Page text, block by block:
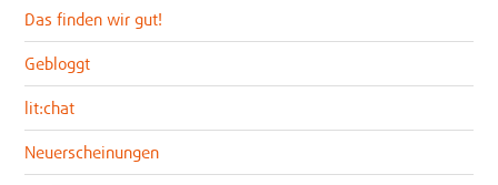
Das finden wir gut!
Gebloggt
lit:chat
Neuerscheinungen